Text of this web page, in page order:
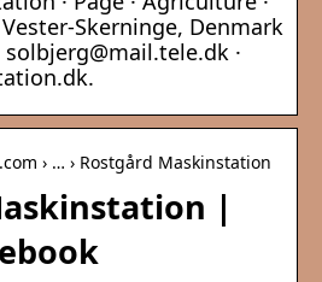
Skerninge, Denmark
solbjerg@mail.tele.dk ·
› … › Rostgård Maskinstation
|